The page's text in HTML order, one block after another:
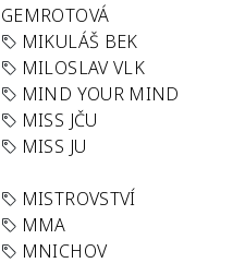
GEMROTOVÁ
MIKULÁŠ BEK
MILOSLAV VLK
MIND YOUR MIND
MISS JČU
MISS JU
MISTROVSTVÍ
MMA
MNICHOV